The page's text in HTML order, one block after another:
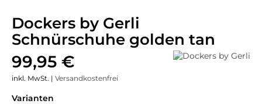
Dockers by Gerli
Schnürschuhe golden tan
99,95 €
inkl. MwSt. | Versandkostenfrei
Varianten